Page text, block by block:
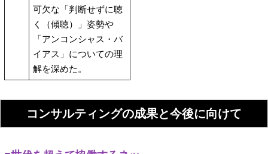
可欠な「判断せずに聴
く（傾聴）」姿勢や
「アンコンシャス・バ
イアス」についての理
解を深めた。
コンサルティングの成果と今後に向けて